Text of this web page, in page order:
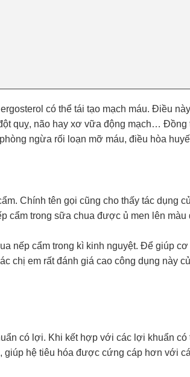
có thể tái tạo mạch máu. Điều
quỵ, não hay xơ vữa động mạch… Đồng
ngừa rối loạn mỡ máu, điều hòa
Chính tên gọi cũng cho thấy tác dụng
cẩm trong sữa chua được ủ men lên màu
nếp cẩm trong kì kinh nguyệt. Để giúp cơ
chị em rất đánh giá cao công dụng này
có lợi. Khi kết hợp với các lợi khuẩn có
giúp hệ tiêu hóa được cứng cáp hơn với